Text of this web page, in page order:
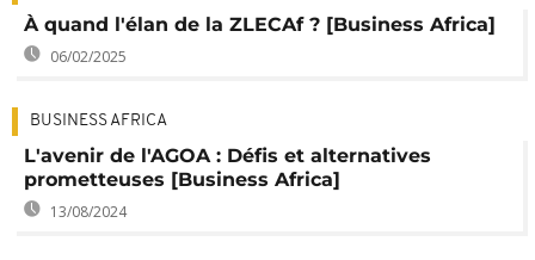
À quand l'élan de la ZLECAf ? [Business Africa]
06/02/2025
BUSINESS AFRICA
L'avenir de l'AGOA : Défis et alternatives
prometteuses [Business Africa]
13/08/2024